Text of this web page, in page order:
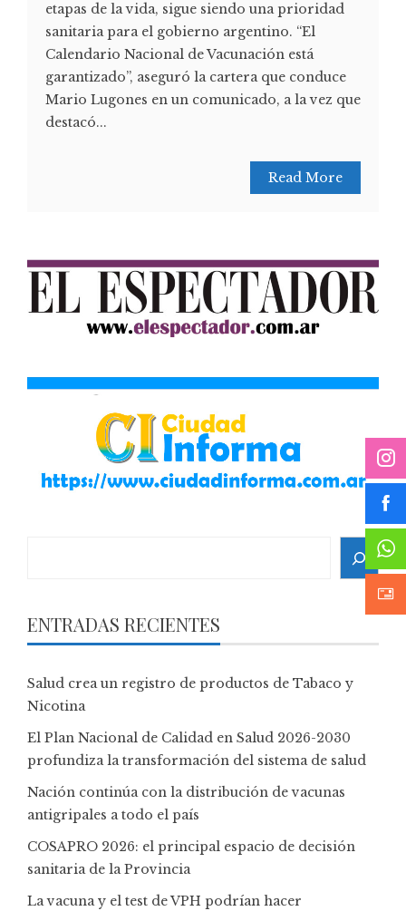
etapas de la vida, sigue siendo una prioridad
sanitaria para el gobierno argentino. “El
Calendario Nacional de Vacunación está
garantizado”, aseguró la cartera que conduce
Mario Lugones en un comunicado, a la vez que
destacó...
Read More
ENTRADAS RECIENTES
Salud crea un registro de productos de Tabaco y
Nicotina
El Plan Nacional de Calidad en Salud 2026-2030
profundiza la transformación del sistema de salud
Nación continúa con la distribución de vacunas
antigripales a todo el país
COSAPRO 2026: el principal espacio de decisión
sanitaria de la Provincia
La vacuna y el test de VPH podrían hacer